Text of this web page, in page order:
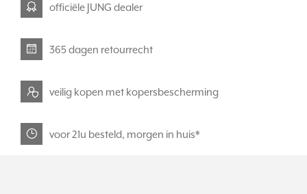
officiële JUNG dealer
365 dagen retourrecht
veilig kopen met kopersbescherming
voor 21u besteld, morgen in huis*